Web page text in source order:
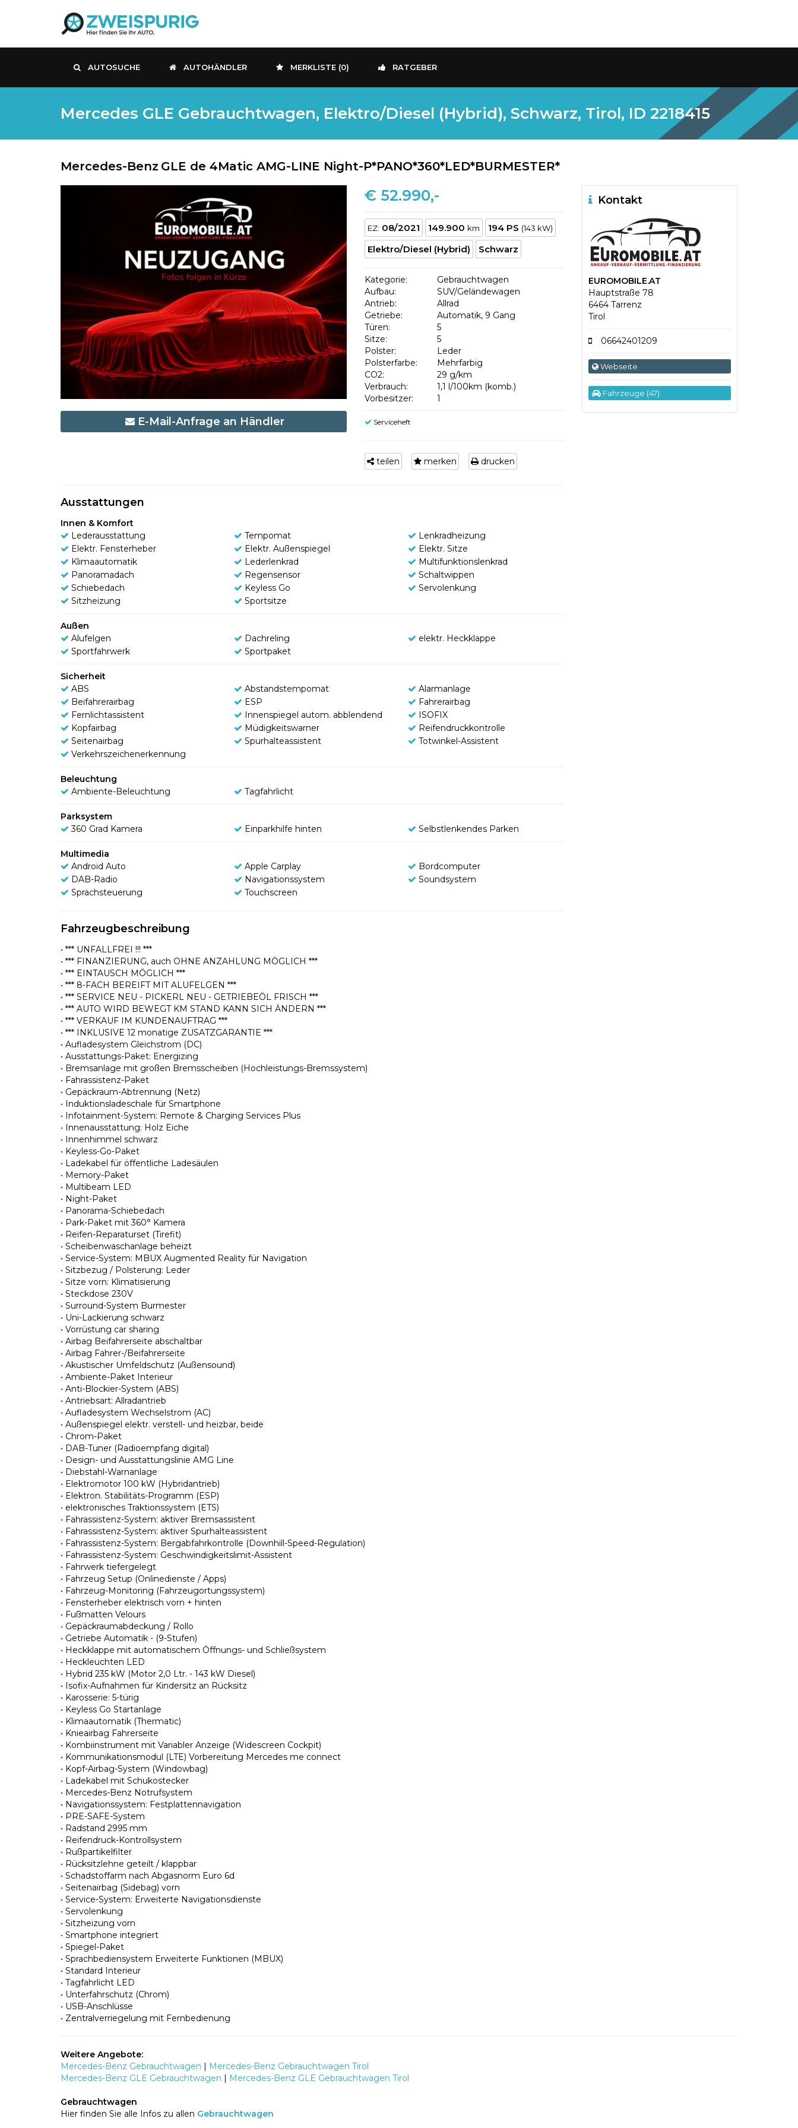
AUTOSUCHE AUTOHÄNDLER MERKLISTE (0) RATGEBER
Mercedes GLE Gebrauchtwagen, Elektro/Diesel (Hybrid), Schwarz, Tirol, ID 2218415
Mercedes-Benz GLE de 4Matic AMG-LINE Night-P*PANO*360*LED*BURMESTER*
E-Mail-Anfrage an Händler
€ 52.990,-
EZ: 08/2021 149.900 km 194 PS (143 kW)
Elektro/Diesel (Hybrid) Schwarz
Kategorie:
Gebrauchtwagen
Aufbau:
SUV/Geländewagen
Antrieb:
Allrad
Getriebe:
Automatik, 9 Gang
Türen:
5
Sitze:
5
Polster:
Leder
Polsterfarbe:
Mehrfarbig
CO2:
29 g/km
Verbrauch:
1,1 l/100km (komb.)
Vorbesitzer:
1
Serviceheft
teilen merken drucken
Ausstattungen
Innen & Komfort
Lederausstattung
Tempomat
Lenkradheizung
Elektr. Fensterheber
Elektr. Außenspiegel
Elektr. Sitze
Klimaautomatik
Lederlenkrad
Multifunktionslenkrad
Panoramadach
Regensensor
Schaltwippen
Schiebedach
Keyless Go
Servolenkung
Sitzheizung
Sportsitze
Außen
Alufelgen
Dachreling
elektr. Heckklappe
Sportfahrwerk
Sportpaket
Sicherheit
ABS
Abstandstempomat
Alarmanlage
Beifahrerairbag
ESP
Fahrerairbag
Fernlichtassistent
Innenspiegel autom. abblendend
ISOFIX
Kopfairbag
Müdigkeitswarner
Reifendruckkontrolle
Seitenairbag
Spurhalteassistent
Totwinkel-Assistent
Verkehrszeichenerkennung
Beleuchtung
Ambiente-Beleuchtung
Tagfahrlicht
Parksystem
360 Grad Kamera
Einparkhilfe hinten Selbstlenkendes Parken
Multimedia
Android Auto
Apple Carplay
Bordcomputer
DAB-Radio
Navigationssystem
Soundsystem
Sprachsteuerung
Touchscreen
Fahrzeugbeschreibung
• *** UNFALLFREI !!! ***
• *** FINANZIERUNG, auch OHNE ANZAHLUNG MÖGLICH ***
• *** EINTAUSCH MÖGLICH ***
• *** 8-FACH BEREIFT MIT ALUFELGEN ***
• *** SERVICE NEU - PICKERL NEU - GETRIEBEÖL FRISCH ***
• *** AUTO WIRD BEWEGT KM STAND KANN SICH ÄNDERN ***
• *** VERKAUF IM KUNDENAUFTRAG ***
• *** INKLUSIVE 12 monatige ZUSATZGARANTIE ***
• Aufladesystem Gleichstrom (DC)
• Ausstattungs-Paket: Energizing
• Bremsanlage mit großen Bremsscheiben (Hochleistungs-Bremssystem)
• Fahrassistenz-Paket
• Gepäckraum-Abtrennung (Netz)
• Induktionsladeschale für Smartphone
• Infotainment-System: Remote & Charging Services Plus
• Innenausstattung: Holz Eiche
• Innenhimmel schwarz
• Keyless-Go-Paket
• Ladekabel für öffentliche Ladesäulen
• Memory-Paket
• Multibeam LED
• Night-Paket
• Panorama-Schiebedach
• Park-Paket mit 360° Kamera
• Reifen-Reparaturset (Tirefit)
• Scheibenwaschanlage beheizt
• Service-System: MBUX Augmented Reality für Navigation
• Sitzbezug / Polsterung: Leder
• Sitze vorn: Klimatisierung
• Steckdose 230V
• Surround-System Burmester
• Uni-Lackierung schwarz
• Vorrüstung car sharing
• Airbag Beifahrerseite abschaltbar
• Airbag Fahrer-/Beifahrerseite
• Akustischer Umfeldschutz (Außensound)
• Ambiente-Paket Interieur
• Anti-Blockier-System (ABS)
• Antriebsart: Allradantrieb
• Aufladesystem Wechselstrom (AC)
• Außenspiegel elektr. verstell- und heizbar, beide
• Chrom-Paket
• DAB-Tuner (Radioempfang digital)
• Design- und Ausstattungslinie AMG Line
• Diebstahl-Warnanlage
• Elektromotor 100 kW (Hybridantrieb)
• Elektron. Stabilitäts-Programm (ESP)
• elektronisches Traktionssystem (ETS)
• Fahrassistenz-System: aktiver Bremsassistent
• Fahrassistenz-System: aktiver Spurhalteassistent
• Fahrassistenz-System: Bergabfahrkontrolle (Downhill-Speed-Regulation)
• Fahrassistenz-System: Geschwindigkeitslimit-Assistent
• Fahrwerk tiefergelegt
• Fahrzeug Setup (Onlinedienste / Apps)
• Fahrzeug-Monitoring (Fahrzeugortungssystem)
• Fensterheber elektrisch vorn + hinten
• Fußmatten Velours
• Gepäckraumabdeckung / Rollo
• Getriebe Automatik - (9-Stufen)
• Heckklappe mit automatischem Öffnungs- und Schließsystem
• Heckleuchten LED
• Hybrid 235 kW (Motor 2,0 Ltr. - 143 kW Diesel)
• Isofix-Aufnahmen für Kindersitz an Rücksitz
• Karosserie: 5-türig
• Keyless Go Startanlage
• Klimaautomatik (Thermatic)
• Knieairbag Fahrerseite
• Kombiinstrument mit Variabler Anzeige (Widescreen Cockpit)
• Kommunikationsmodul (LTE) Vorbereitung Mercedes me connect
• Kopf-Airbag-System (Windowbag)
• Ladekabel mit Schukostecker
• Mercedes-Benz Notrufsystem
• Navigationssystem: Festplattennavigation
• PRE-SAFE-System
• Radstand 2995 mm
• Reifendruck-Kontrollsystem
• Rußpartikelfilter
• Rücksitzlehne geteilt / klappbar
• Schadstoffarm nach Abgasnorm Euro 6d
• Seitenairbag (Sidebag) vorn
• Service-System: Erweiterte Navigationsdienste
• Servolenkung
• Sitzheizung vorn
• Smartphone integriert
• Spiegel-Paket
• Sprachbediensystem Erweiterte Funktionen (MBUX)
• Standard Interieur
• Tagfahrlicht LED
• Unterfahrschutz (Chrom)
• USB-Anschlüsse
• Zentralverriegelung mit Fernbedienung
Kontakt
EUROMOBILE.AT
Hauptstraße 78
6464 Tarrenz
Tirol
06642401209
Webseite
Fahrzeuge (47)
Weitere Angebote:
Mercedes-Benz Gebrauchtwagen | Mercedes-Benz Gebrauchtwagen Tirol
Mercedes-Benz GLE Gebrauchtwagen | Mercedes-Benz GLE Gebrauchtwagen Tirol
Gebrauchtwagen
Hier finden Sie alle Infos zu allen Gebrauchtwagen